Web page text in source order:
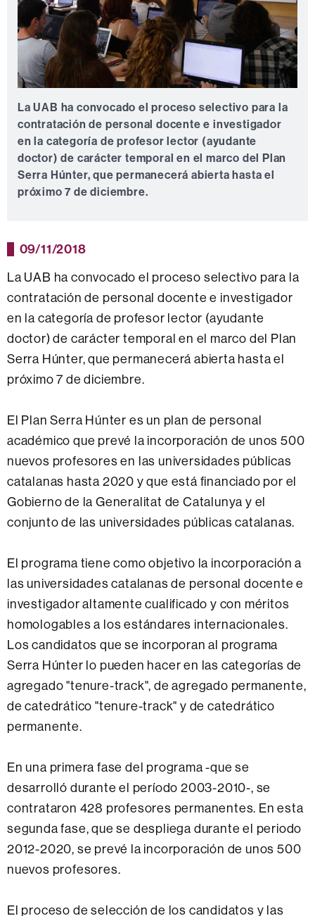
La UAB ha convocado el proceso selectivo para la
contratación de personal docente e investigador
en la categoría de profesor lector (ayudante
doctor) de carácter temporal en el marco del Plan
Serra Húnter, que permanecerá abierta hasta el
próximo 7 de diciembre.
09/11/2018
La UAB ha convocado el proceso selectivo para la
contratación de personal docente e investigador
en la categoría de profesor lector (ayudante
doctor) de carácter temporal en el marco del Plan
Serra Húnter, que permanecerá abierta hasta el
próximo 7 de diciembre.
El Plan Serra Húnter es un plan de personal
académico que prevé la incorporación de unos 500
nuevos profesores en las universidades públicas
catalanas hasta 2020 y que está financiado por el
Gobierno de la Generalitat de Catalunya y el
conjunto de las universidades públicas catalanas.
El programa tiene como objetivo la incorporación a
las universidades catalanas de personal docente e
investigador altamente cualificado y con méritos
homologables a los estándares internacionales.
Los candidatos que se incorporan al programa
Serra Húnter lo pueden hacer en las categorías de
agregado "tenure-track", de agregado permanente,
de catedrático "tenure-track" y de catedrático
permanente.
En una primera fase del programa -que se
desarrolló durante el período 2003-2010-, se
contrataron 428 profesores permanentes. En esta
segunda fase, que se despliega durante el periodo
2012-2020, se prevé la incorporación de unos 500
nuevos profesores.
El proceso de selección de los candidatos y las